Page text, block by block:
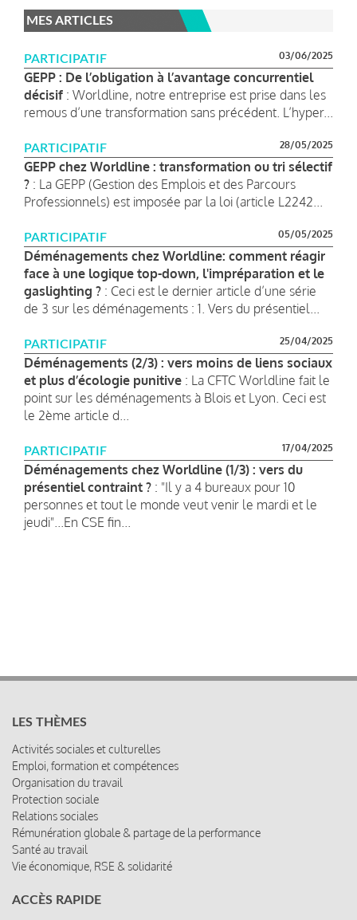
MES ARTICLES
PARTICIPATIF 03/06/2025
GEPP : De l’obligation à l’avantage concurrentiel
décisif : Worldline, notre entreprise est prise dans les
remous d’une transformation sans précédent. L’hyper...
PARTICIPATIF 28/05/2025
GEPP chez Worldline : transformation ou tri sélectif
? : La GEPP (Gestion des Emplois et des Parcours
Professionnels) est imposée par la loi (article L2242...
PARTICIPATIF 05/05/2025
Déménagements chez Worldline: comment réagir
face à une logique top-down, l'impréparation et le
gaslighting ? : Ceci est le dernier article d’une série
de 3 sur les déménagements : 1. Vers du présentiel...
PARTICIPATIF 25/04/2025
Déménagements (2/3) : vers moins de liens sociaux
et plus d’écologie punitive : La CFTC Worldline fait le
point sur les déménagements à Blois et Lyon. Ceci est
le 2ème article d...
PARTICIPATIF 17/04/2025
Déménagements chez Worldline (1/3) : vers du
présentiel contraint ? : "Il y a 4 bureaux pour 10
personnes et tout le monde veut venir le mardi et le
jeudi"...En CSE fin...
LES THÈMES
Activités sociales et culturelles
Emploi, formation et compétences
Organisation du travail
Protection sociale
Relations sociales
Rémunération globale & partage de la performance
Santé au travail
Vie économique, RSE & solidarité
ACCÈS RAPIDE